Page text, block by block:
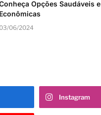
Opções Saudáveis e
Econômicas
03/06/2024
Instagram